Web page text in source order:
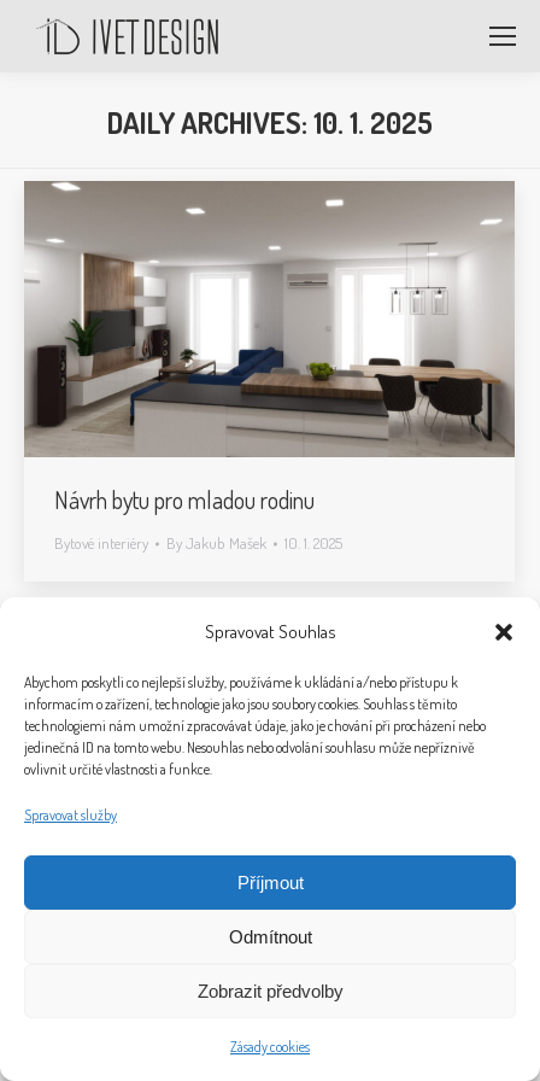
Spravovat Souhlas
Abychom poskytli co nejlepší služby, používáme k ukládání a/nebo přístupu k
informacím o zařízení, technologie jako jsou soubory cookies. Souhlas s těmito
technologiemi nám umožní zpracovávat údaje, jako je chování při procházení nebo
jedinečná ID na tomto webu. Nesouhlas nebo odvolání souhlasu může nepříznivě
ovlivnit určité vlastnosti a funkce.
Spravovat služby
Příjmout
Odmítnout
Zobrazit předvolby
Zásady cookies
DAILY ARCHIVES:10. 1. 2025
Návrh bytu pro mladou rodinu
Bytové interiéry ByJakub Mašek 10. 1. 2025
© 2026 Bytový design a home staging Ivet Design
Plukovníka Malého 1856/5, 370 05 Č. Budějovice
Telefon: +420 724 004 635, E-mail: info@ivet-design.cz
"Bytový design a práce s lidmi obohacuje můj každodenní život“ (Iveta Březinová)
Bottom-menu